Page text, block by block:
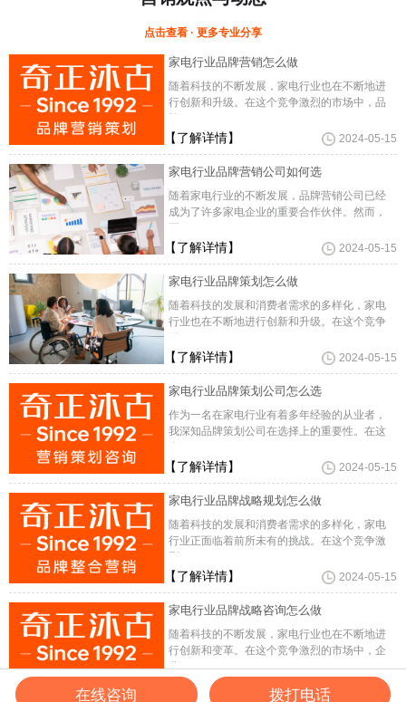
点击查看 · 更多专业分享
家电行业品牌营销怎么做
随着科技的不断发展，家电行业也在不断地进
行创新和升级。在这个竞争激烈的市场中，品
牌
【了解详情】 2024-05-15
家电行业品牌营销公司如何选
随着家电行业的不断发展，品牌营销公司已经
成为了许多家电企业的重要合作伙伴。然而，
面
【了解详情】 2024-05-15
家电行业品牌策划怎么做
随着科技的发展和消费者需求的多样化，家电
行业也在不断地进行创新和升级。在这个竞争
激
【了解详情】 2024-05-15
家电行业品牌策划公司怎么选
作为一名在家电行业有着多年经验的从业者，
我深知品牌策划公司在选择上的重要性。在这
个
【了解详情】 2024-05-15
家电行业品牌战略规划怎么做
随着科技的发展和消费者需求的多样化，家电
行业正面临着前所未有的挑战。在这个竞争激
烈
【了解详情】 2024-05-15
家电行业品牌战略咨询怎么做
随着科技的不断发展，家电行业也在不断地进
行创新和变革。在这个竞争激烈的市场中，企
业
【了解详情】 2024-05-15
在线咨询 拨打电话